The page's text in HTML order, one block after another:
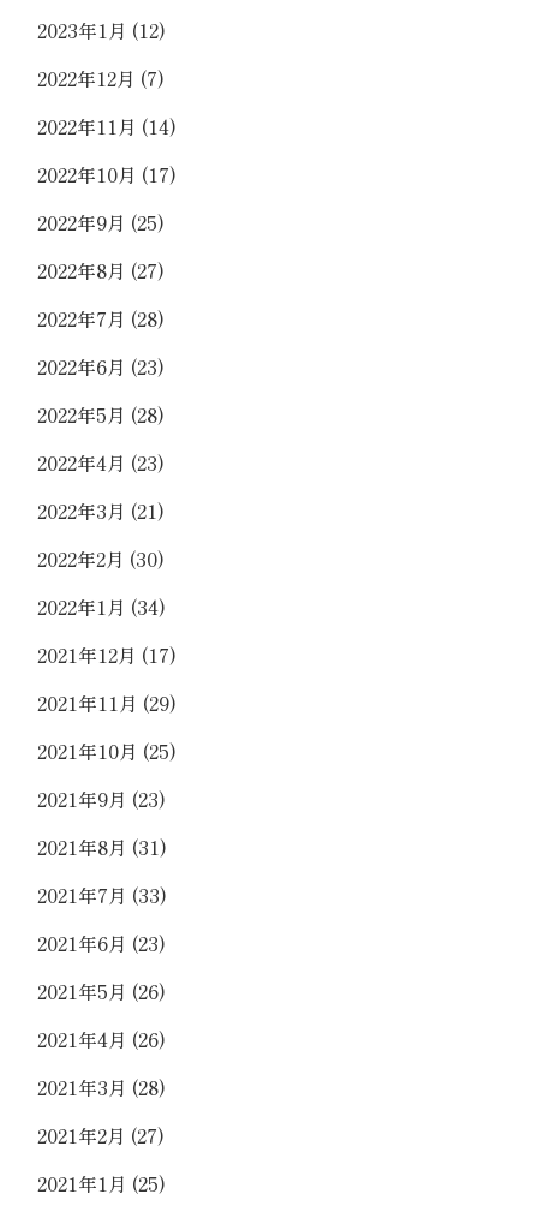
2023年1月 (12)
2022年12月 (7)
2022年11月 (14)
2022年10月 (17)
2022年9月 (25)
2022年8月 (27)
2022年7月 (28)
2022年6月 (23)
2022年5月 (28)
2022年4月 (23)
2022年3月 (21)
2022年2月 (30)
2022年1月 (34)
2021年12月 (17)
2021年11月 (29)
2021年10月 (25)
2021年9月 (23)
2021年8月 (31)
2021年7月 (33)
2021年6月 (23)
2021年5月 (26)
2021年4月 (26)
2021年3月 (28)
2021年2月 (27)
2021年1月 (25)